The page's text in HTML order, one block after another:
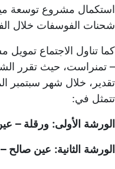
استكمال مشروع توسعة
شحنات الفوسفات خلال
كما تناول الاجتماع
– تمنراست، حيث تقرر
تقدير، خلال شهر سبتمبر
تتمثل في:
الورشة الأولى: ورقلة –
الورشة الثانية: عين صالح